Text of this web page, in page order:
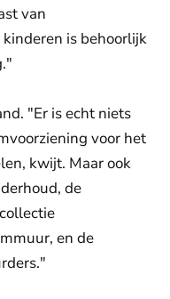
van
is behoorlijk
"Er is echt niets
voor het
kwijt. Maar ook
de
en de